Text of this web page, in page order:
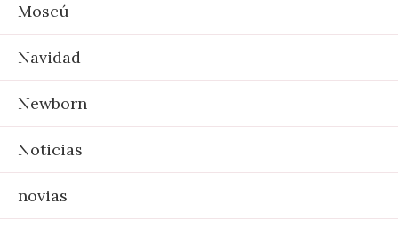
Moscú
Navidad
Newborn
Noticias
novias